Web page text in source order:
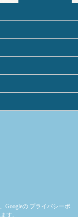
Googleの プライバシーポ
す。